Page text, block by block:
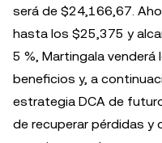
será de $24,166,67.
hasta los $25,375 y
5 %, Martingala
beneficios y, a
estrategia DCA de
de recuperar pérdidas y